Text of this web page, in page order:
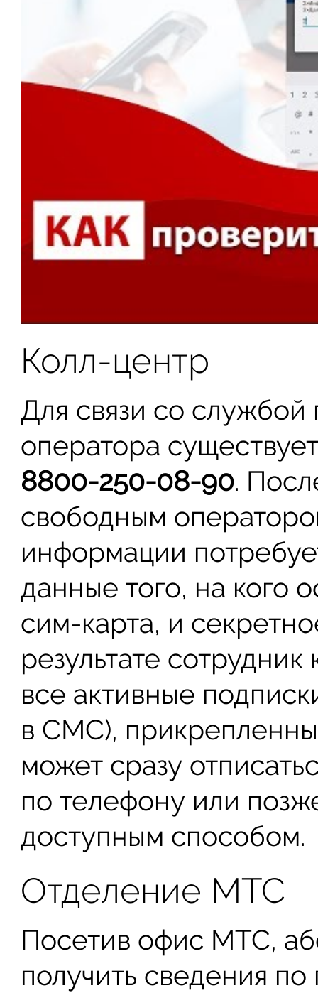
Колл-центр
Для связи со
оператора
8800-250-08-90.
свободным
информации
данные того, на кого
сим-карта, и
результате
все активные
в СМС),
может сразу
по телефону или
доступным способом.
Отделение МТС
Посетив офис МТС,
получить сведения